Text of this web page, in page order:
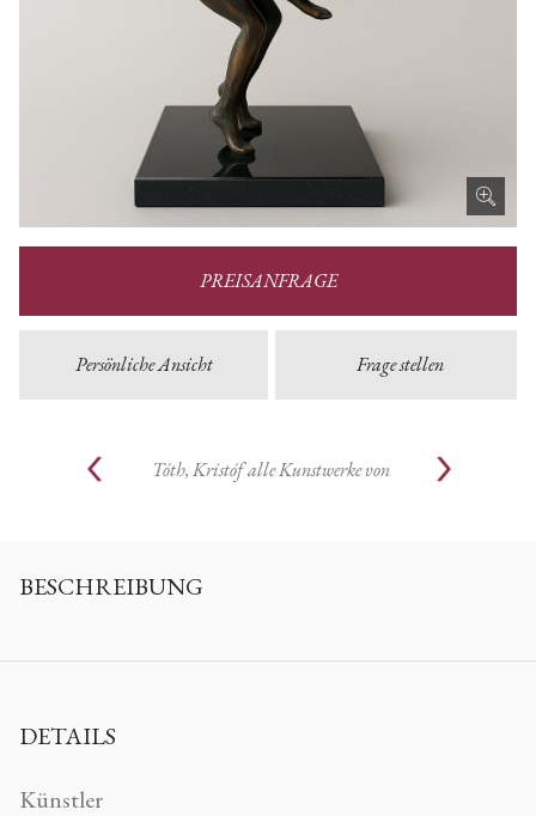
PREISANFRAGE
Persönliche Ansicht Frage stellen
Tóth, Kristóf alle Kunstwerke von
BESCHREIBUNG
DETAILS
Künstler